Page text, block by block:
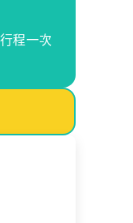
程一次